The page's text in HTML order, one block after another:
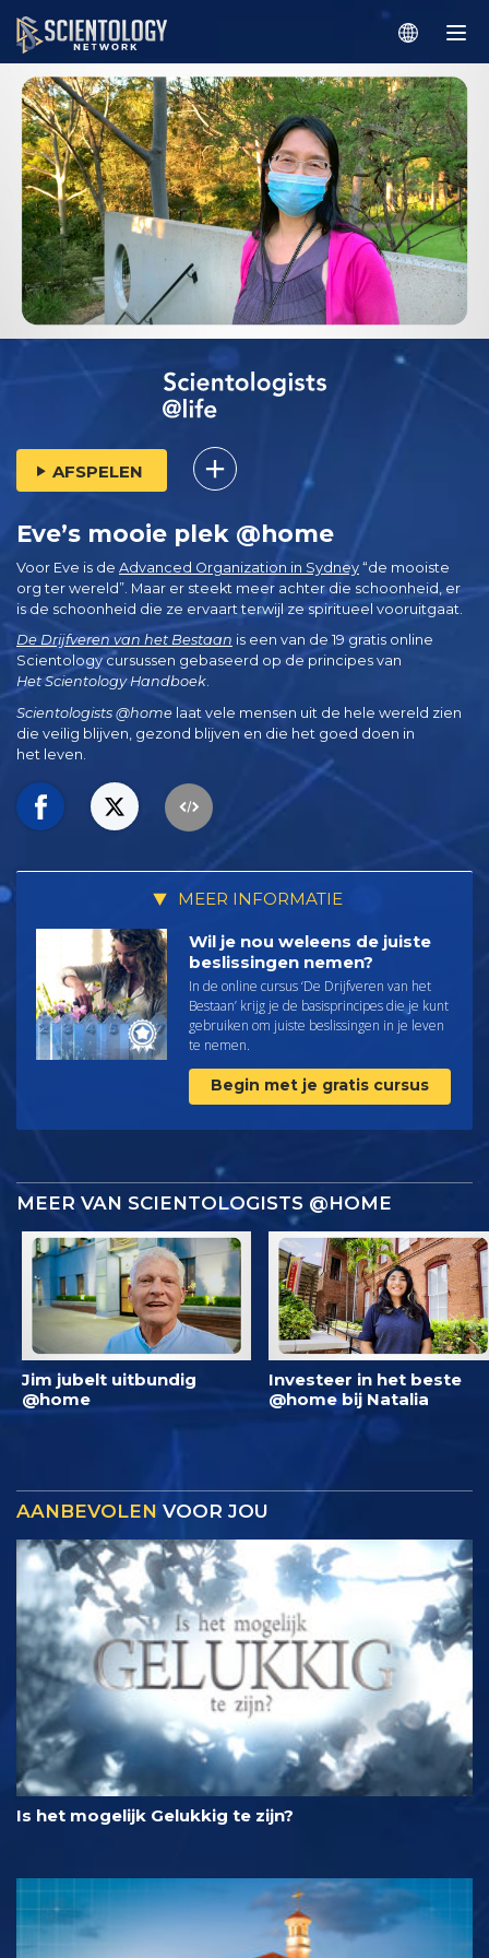
AFSPELEN
Eve’s mooie plek @home
Voor Eve is de Advanced Organization in Sydney “de mooiste
org ter wereld”. Maar er steekt meer achter die schoonheid, er
is de schoonheid die ze ervaart terwijl ze spiritueel vooruitgaat.
De Drijfveren van het Bestaan is een van de 19 gratis online
Scientology cursussen gebaseerd op de principes van
Het Scientology Handboek.
Scientologists @home laat vele mensen uit de hele wereld zien
die veilig blijven, gezond blijven en die het goed doen in
het leven.
MEER INFORMATIE
Wil je nou weleens de juiste
beslissingen nemen?
In de online cursus ‘De Drijfveren van het
Bestaan’ krijg je de basisprincipes die je kunt
gebruiken om juiste beslissingen in je leven
te nemen.
Begin met je gratis cursus
MEER VAN SCIENTOLOGISTS @HOME
Jim jubelt uitbundig
@home
Investeer in het beste
@home bij Natalia
AANBEVOLEN VOOR JOU
Is het mogelijk Gelukkig te zijn?